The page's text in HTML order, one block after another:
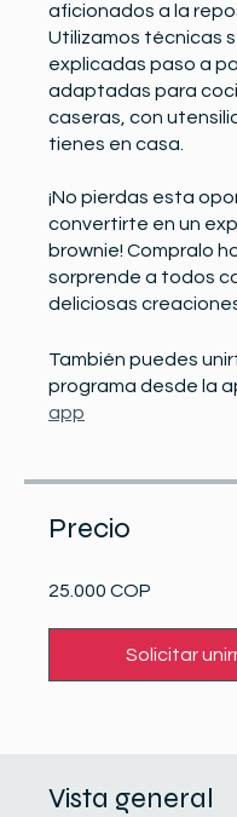
aficionados a la
Utilizamos técnicas
explicadas paso a
adaptadas para
caseras, con
tienes en casa.
¡No pierdas esta
convertirte en un
brownie! Compralo
sorprende a todos
deliciosas
También puedes
programa desde la
app
Precio
25.000 COP
Solicitar
Vista general